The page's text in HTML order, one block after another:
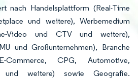
nach Handelsplattform (Real-Time
und weitere), Werbemedium
Video und CTV und weitere),
und Großunternehmen), Branche
Commerce, CPG, Automotive,
und weitere) sowie Geografie.